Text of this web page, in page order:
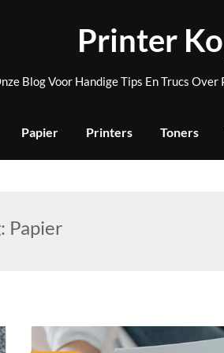
Printer
Blog Voor Handige Tips En Trucs
Papier Printers Toners
Papier